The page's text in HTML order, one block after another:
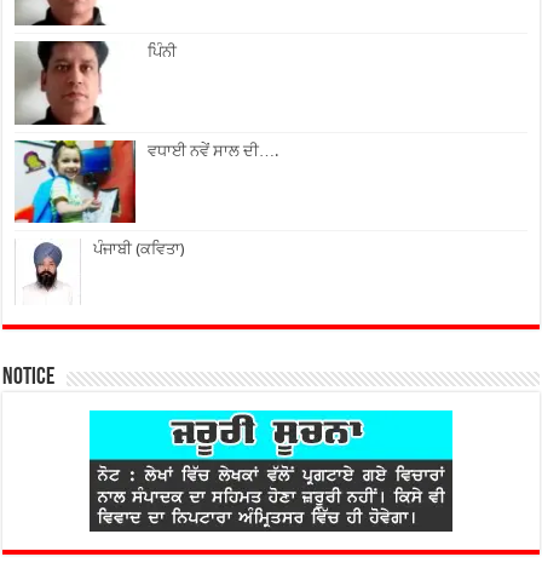
ਪਿੰਨੀ
ਵਧਾਈ ਨਵੇਂ ਸਾਲ ਦੀ….
ਪੰਜਾਬੀ (ਕਵਿਤਾ)
Notice